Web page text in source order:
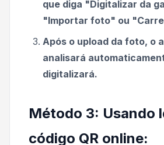
que diga "Digitalizar da
"Importar foto" ou
Após o upload da foto, o
analisará
digitalizará.
Método 3: Usando
código QR online: